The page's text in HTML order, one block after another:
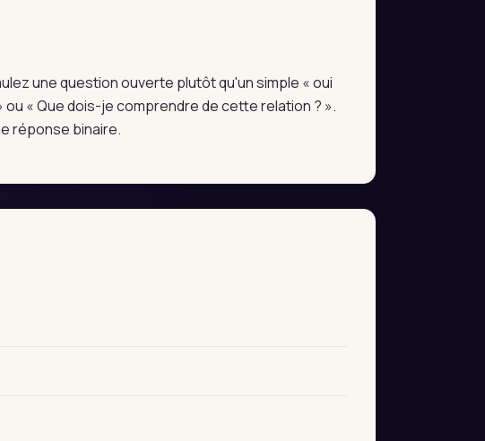
une question ouverte plutôt qu'un simple « oui
« Que dois-je comprendre de cette relation ? ».
réponse binaire.